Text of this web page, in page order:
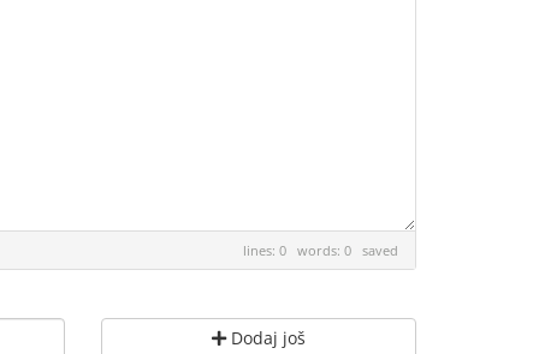
lines: 0 words: 0 saved
Dodaj još